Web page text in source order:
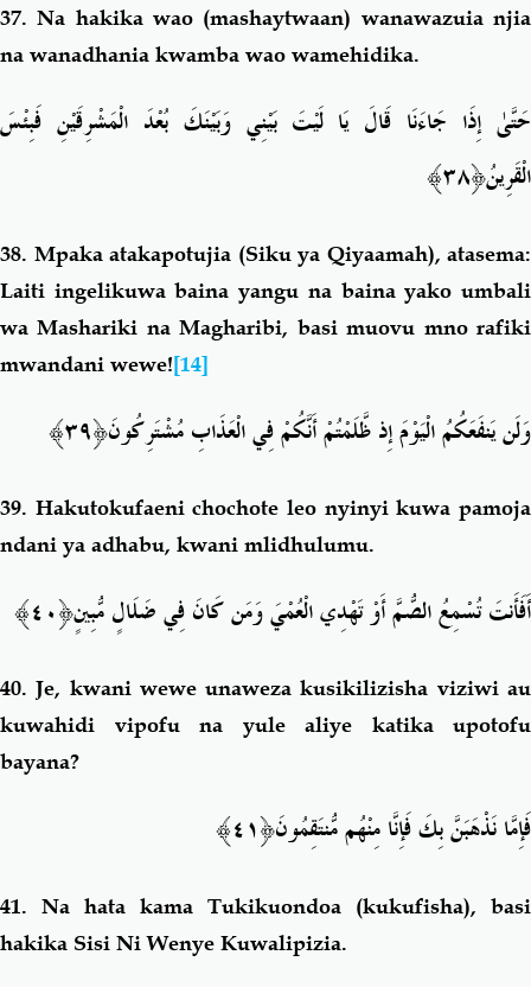
37.Na hakika wao (mashaytwaan) wanawazuia njia
na wanadhania kwamba wao wamehidika.
حَتَّىٰ إِذَا جَاءَنَا قَالَ يَا لَيْتَ بَيْنِي وَبَيْنَكَ بُعْدَ الْمَشْرِقَيْنِ فَبِئْسَ
الْقَرِينُ﴿٣٨﴾
38. Mpaka atakapotujia (Siku ya Qiyaamah), atasema:
Laiti ingelikuwa baina yangu na baina yako umbali
wa Mashariki na Magharibi, basi muovu mno rafiki
mwandani wewe![14]
وَلَن يَنفَعَكُمُ الْيَوْمَ إِذ ظَّلَمْتُمْ أَنَّكُمْ فِي الْعَذَابِ مُشْتَرِكُونَ﴿٣٩﴾
39. Hakutokufaeni chochote leo nyinyi kuwa pamoja
ndani ya adhabu, kwani mlidhulumu.
أَفَأَنتَ تُسْمِعُ الصُّمَّ أَوْ تَهْدِي الْعُمْيَ وَمَن كَانَ فِي ضَلَالٍ مُّبِينٍ﴿٤٠﴾
40.Je, kwani weweunaweza kusikilizisha viziwi au
kuwahidi vipofu na yule aliye katika upotofu
bayana?
فَإِمَّا نَذْهَبَنَّ بِكَ فَإِنَّا مِنْهُم مُّنتَقِمُونَ﴿٤١﴾
41. Na hata kama Tukikuondoa (kukufisha), basi
hakika Sisi Ni Wenye Kuwalipizia.